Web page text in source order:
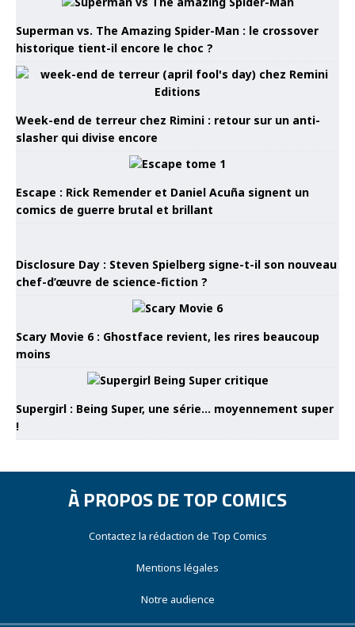
Superman vs. The Amazing Spider-Man : le crossover
historique tient-il encore le choc ?
Week-end de terreur chez Rimini : retour sur un anti-
slasher qui divise encore
Escape : Rick Remender et Daniel Acuña signent un
comics de guerre brutal et brillant
Disclosure Day : Steven Spielberg signe-t-il son nouveau
chef-d’œuvre de science-fiction ?
Scary Movie 6 : Ghostface revient, les rires beaucoup
moins
Supergirl : Being Super, une série… moyennement super
!
À PROPOS DE TOP COMICS
Contactez la rédaction de Top Comics
Mentions légales
Notre audience